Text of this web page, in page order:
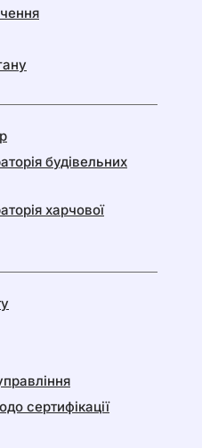
будівельних
харчової
сертифікації